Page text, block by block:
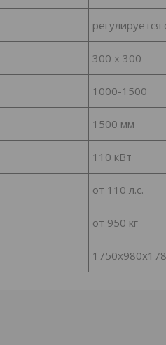
300 х 300
1000-1500
1500 мм
110 кВт
от 110 л.с.
от 950 кг